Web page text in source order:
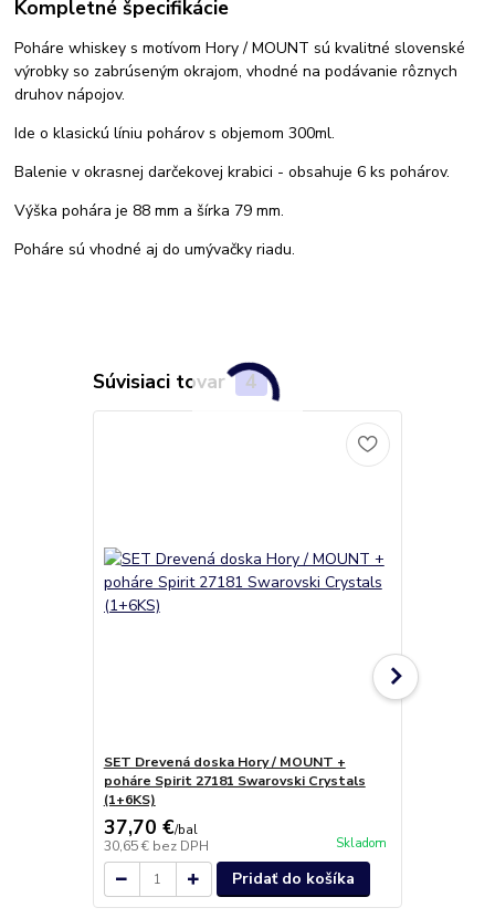
Kompletné špecifikácie
Poháre whiskey s motívom Hory / MOUNT sú kvalitné slovenské
výrobky so zabrúseným okrajom, vhodné na podávanie rôznych
druhov nápojov.
Ide o klasickú líniu pohárov s objemom 300ml.
Balenie v okrasnej darčekovej krabici - obsahuje 6 ks pohárov.
Výška pohára je 88 mm a šírka 79 mm.
Poháre sú vhodné aj do umývačky riadu.
Súvisiaci tovar 4
SET Drevená doska Hory / MOUNT +
poháre Spirit 27181 Swarovski Crystals
(1+6KS)
37,70 €/bal
30,65 € bez DPH Skladom
Pridať do košíka